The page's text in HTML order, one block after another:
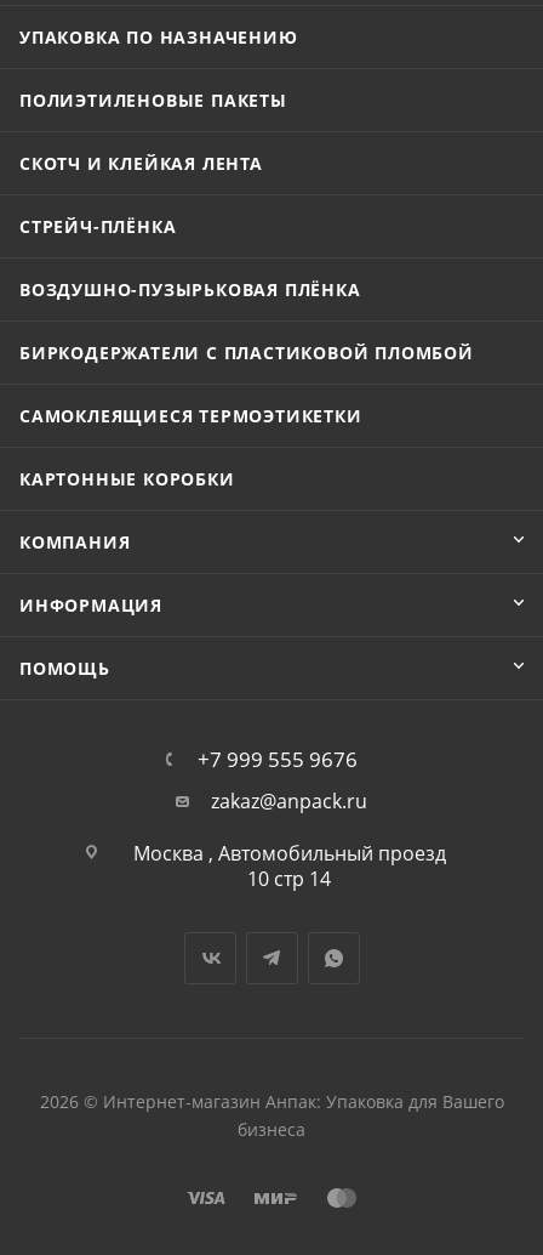
УПАКОВКА ПО НАЗНАЧЕНИЮ
ПОЛИЭТИЛЕНОВЫЕ ПАКЕТЫ
СКОТЧ И КЛЕЙКАЯ ЛЕНТА
СТРЕЙЧ-ПЛЁНКА
ВОЗДУШНО-ПУЗЫРЬКОВАЯ ПЛЁНКА
БИРКОДЕРЖАТЕЛИ С ПЛАСТИКОВОЙ ПЛОМБОЙ
САМОКЛЕЯЩИЕСЯ ТЕРМОЭТИКЕТКИ
КАРТОННЫЕ КОРОБКИ
КОМПАНИЯ
ИНФОРМАЦИЯ
ПОМОЩЬ
+7 999 555 9676
zakaz@anpack.ru
Москва , Автомобильный проезд
10 стр 14
2026 © Интернет-магазин Анпак: Упаковка для Вашего
бизнеса